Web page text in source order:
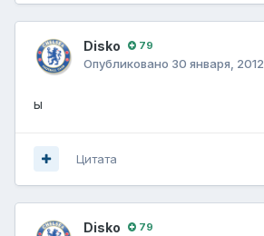
Disko 79
Опубликовано 30 января, 2012
ы
Цитата
Disko 79